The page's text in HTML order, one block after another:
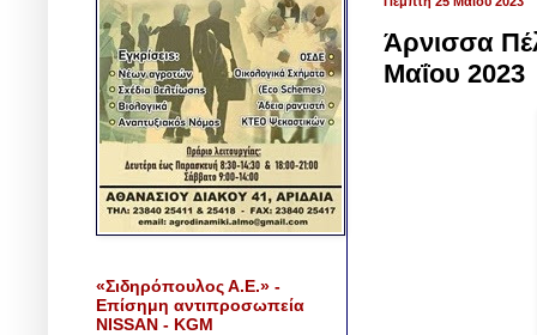
Άρνισσα
Μαΐου 2023
«Σιδηρόπουλος Α.Ε.» -
Επίσημη αντιπροσωπεία
NISSAN - KGM